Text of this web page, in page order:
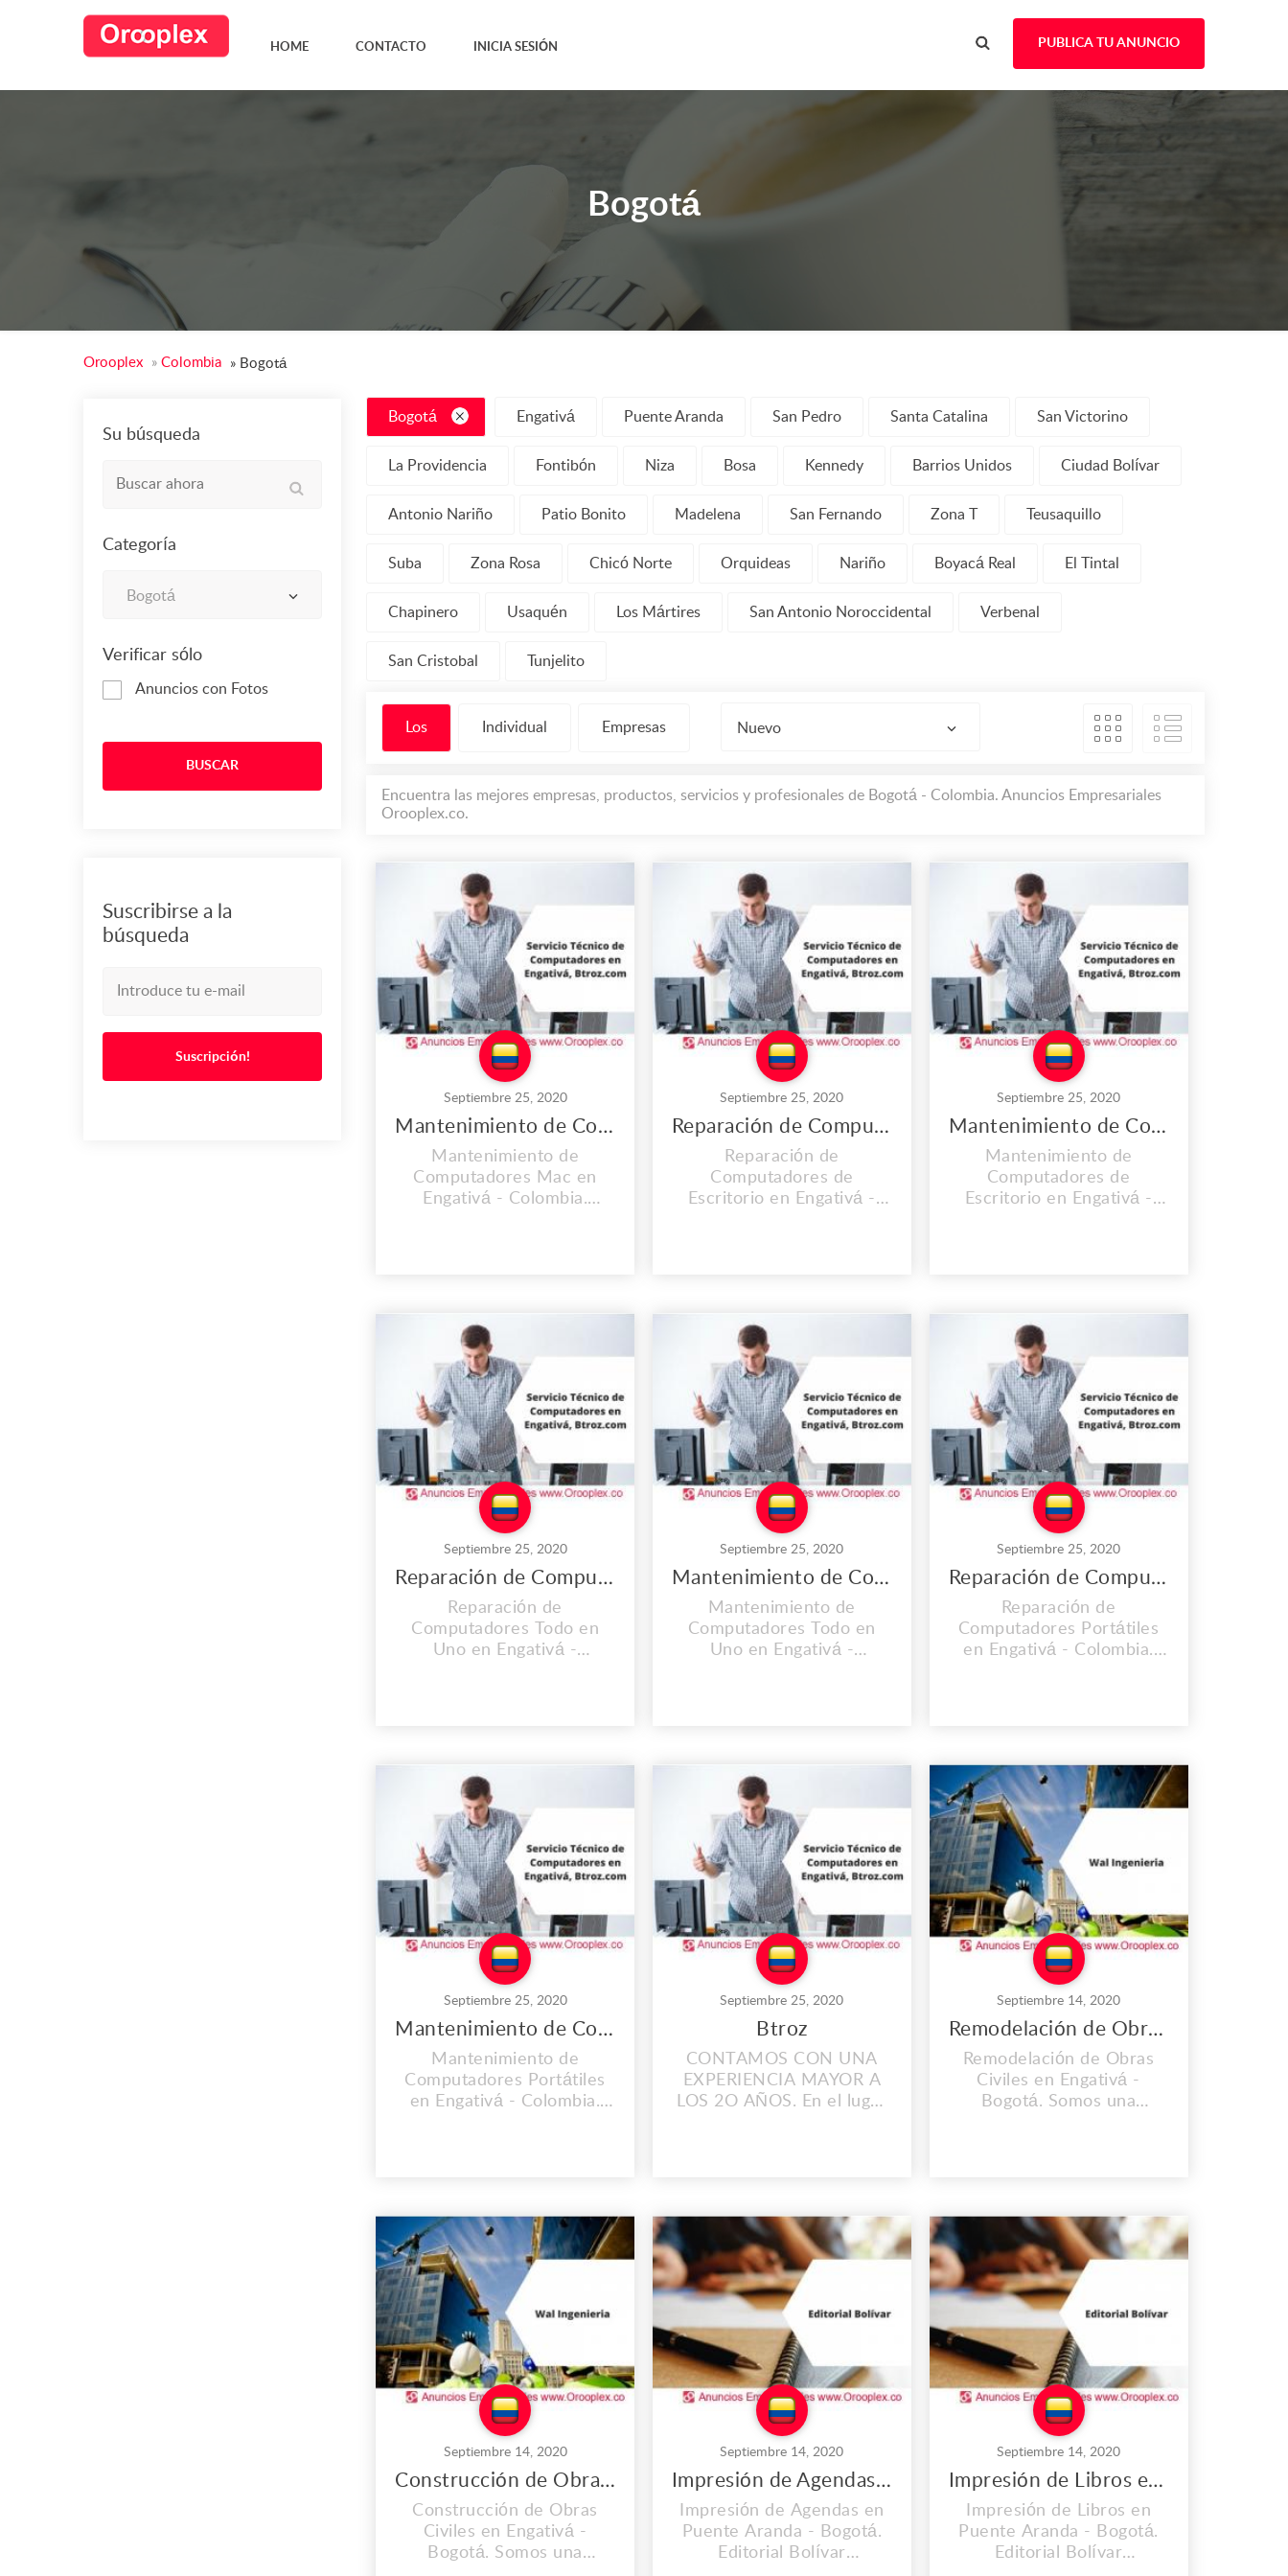
HOME CONTACTO INICIA SESIÓN PUBLICA TU ANUNCIO
Bogotá
Orooplex » Colombia » Bogotá
Su búsqueda
Categoría
Bogotá
Verificar sólo
Anuncios con Fotos
BUSCAR
Suscribirse a la
búsqueda
Suscripción!
Bogotá Engativá Puente Aranda San Pedro Santa Catalina San Victorino
La Providencia Fontibón Niza Bosa Kennedy Barrios Unidos Ciudad Bolívar
Antonio Nariño Patio Bonito Madelena San Fernando Zona T Teusaquillo
Suba Zona Rosa Chicó Norte Orquideas Nariño Boyacá Real El Tintal
Chapinero Usaquén Los Mártires San Antonio Noroccidental Verbenal
San Cristobal Tunjelito
Los Individual Empresas Nuevo
Encuentra las mejores empresas, productos, servicios y profesionales de Bogotá - Colombia. Anuncios Empresariales
Orooplex.co.
Septiembre 25, 2020
Mantenimiento de Computadores Mac en Engativá
Mantenimiento de
Computadores Mac en
Engativá - Colombia.
el 2008, y cada día vamos
mejorando nuestras
instalaciones, Contamos
con personal calificado y lo
mas importante con
calidad huma...
Septiembre 25, 2020
Reparación de Computadores de Escritorio en Engativá
Reparación de
Computadores de
Escritorio en Engativá -
instalados desde el 2008, y
cada día vamos mejorando
nuestras instalaciones,
Contamos con personal
calificado y lo mas
importante con calid...
Septiembre 25, 2020
Mantenimiento de Computadores de Escritorio en Engativá
Mantenimiento de
Computadores de
Escritorio en Engativá -
instalados desde el 2008, y
cada día vamos mejorando
nuestras instalaciones,
Contamos con personal
calificado y lo mas
importante con ca...
Septiembre 25, 2020
Reparación de Computadores Todo en Uno en Engativá
Reparación de
Computadores Todo en
Uno en Engativá -
instalados desde el 2008, y
cada día vamos mejorando
nuestras instalaciones,
Contamos con personal
calificado y lo mas
importante con calidad...
Septiembre 25, 2020
Mantenimiento de Computadores Todo en Uno en Engativá
Mantenimiento de
Computadores Todo en
Uno en Engativá -
instalados desde el 2008, y
cada día vamos mejorando
nuestras instalaciones,
Contamos con personal
calificado y lo mas
importante con cali...
Septiembre 25, 2020
Reparación de Computadores Portátiles en Engativá
Reparación de
Computadores Portátiles
en Engativá - Colombia.
el 2008, y cada día vamos
mejorando nuestras
instalaciones, Contamos
con personal calificado y lo
mas importante con
calidad ...
Septiembre 25, 2020
Mantenimiento de Computadores Portátiles en Engativá
Mantenimiento de
Computadores Portátiles
en Engativá - Colombia.
el 2008, y cada día vamos
mejorando nuestras
instalaciones, Contamos
con personal calificado y lo
mas importante con calid...
Septiembre 25, 2020
Btroz
CONTAMOS CON UNA
EXPERIENCIA MAYOR A
LOS 2O AÑOS. En el lugar
con personal calificado y lo
mas importante con
calidad humana. SOLICITE
SU SERVICIO POR
WHATSAPP Reporte el
daño de s...
Septiembre 14, 2020
Remodelación de Obras Civiles en Engativá
Remodelación de Obras
Civiles en Engativá -
Bogotá. Somos una
civiles, tanto de
construcción como de
mantenimiento, ya que
poseemos la experiencia
en diferentes áreas como
la instalación...
Septiembre 14, 2020
Construcción de Obras Civiles en Engativá
Construcción de Obras
Civiles en Engativá -
Bogotá. Somos una
Septiembre 14, 2020
Impresión de Agendas en Puente Aranda
Impresión de Agendas en
Puente Aranda - Bogotá.
Editorial Bolívar
Septiembre 14, 2020
Impresión de Libros en Puente Aranda
Impresión de Libros en
Puente Aranda - Bogotá.
Editorial Bolívar